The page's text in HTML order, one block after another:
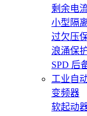
剩余电
小型隔
过欠压
浪涌保
SPD 后
工业自
变频器
软起动